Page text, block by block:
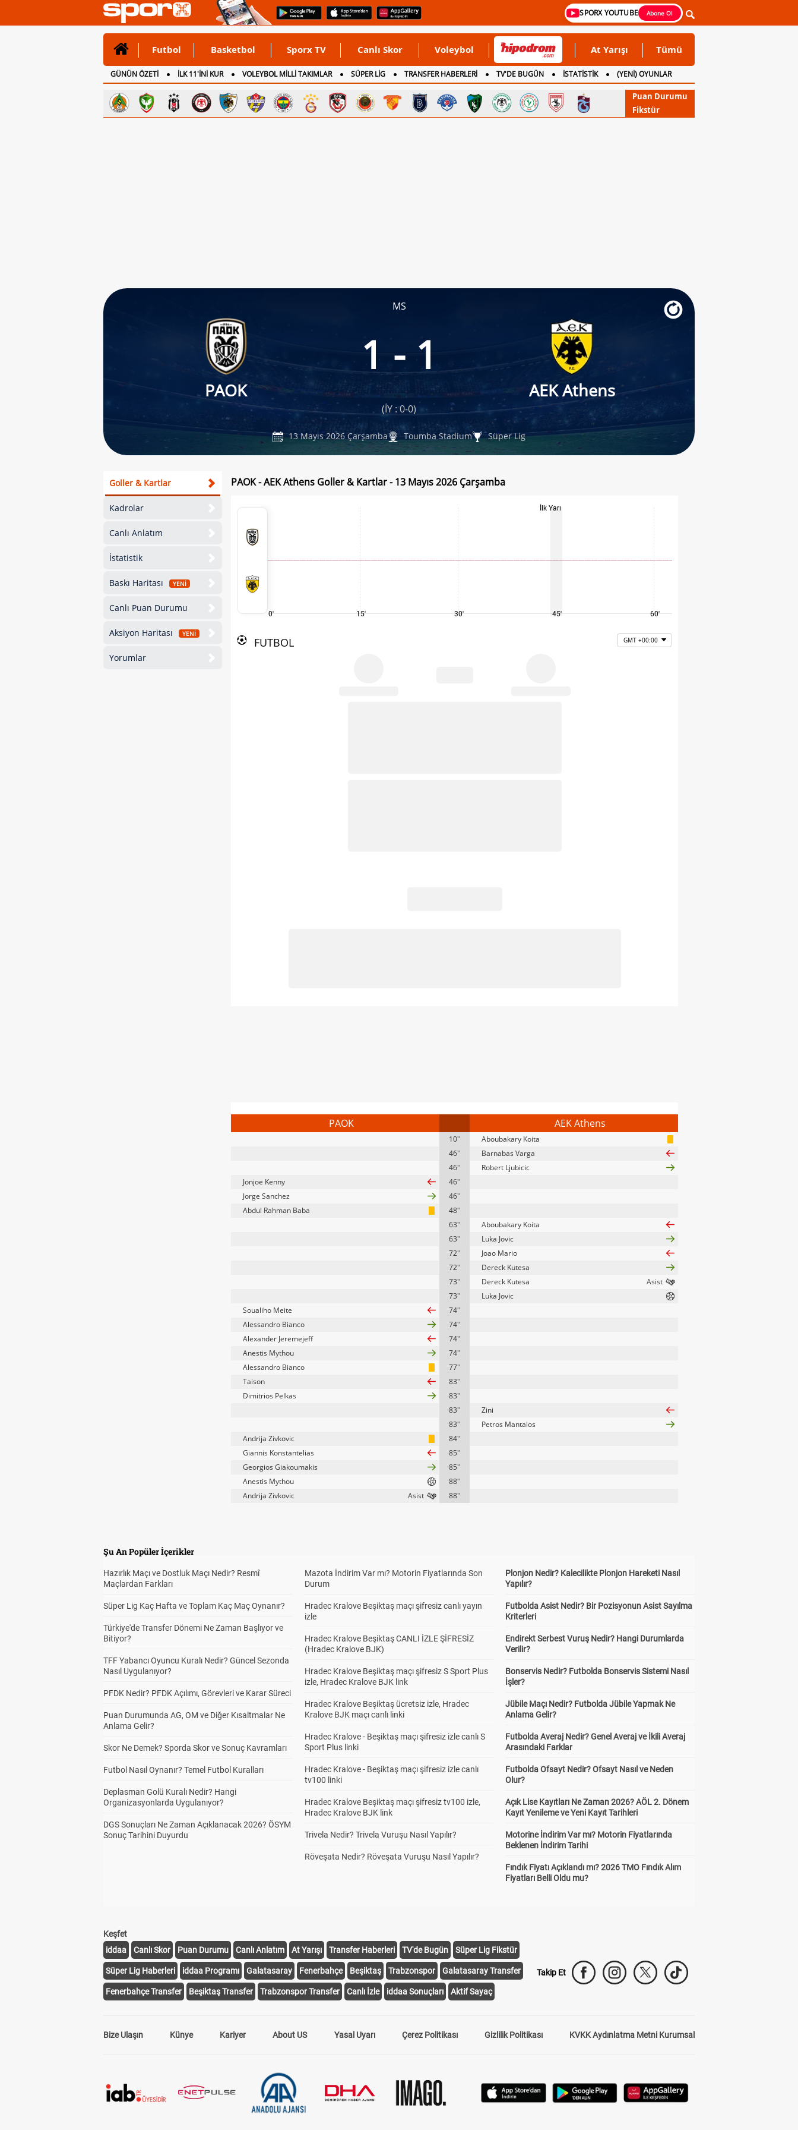
SPORX YOUTUBE Abone Ol
Futbol Basketbol Sporx TV Canlı Skor Voleybol At Yarışı Tümü
GÜNÜN ÖZETİ İLK 11'İNİ KUR VOLEYBOL MİLLİ TAKIMLAR SÜPER LİG TRANSFER HABERLERİ TV'DE BUGÜN İSTATİSTİK
(YENİ) OYUNLAR
CANLI ANLATIM
İNGİLTERE
Puan Durumu
Fikstür
MS
PAOK
1 - 1
AEK Athens
(İY : 0-0)
13 Mayıs 2026 Çarşamba Toumba Stadium Süper Lig
Goller & Kartlar
Kadrolar
Canlı Anlatım
İstatistik
Baskı Haritası YENİ
Canlı Puan Durumu
Aksiyon Haritası YENİ
Yorumlar
PAOK - AEK Athens Goller & Kartlar - 13 Mayıs 2026 Çarşamba
0' 15' 30'
İlk Yarı
45' 60'
FUTBOL GMT +00:00
PAOK AEK Athens
10''
Aboubakary Koita
46''
Barnabas Varga
46''
Robert Ljubicic
Jonjoe Kenny
46''
Jorge Sanchez
46''
Abdul Rahman Baba
48''
63''
Aboubakary Koita
63''
Luka Jovic
72''
Joao Mario
72''
Dereck Kutesa
73''
Dereck Kutesa
73''
Luka Jovic
Soualiho Meite
74''
Alessandro Bianco
74''
Alexander Jeremejeff
74''
Anestis Mythou
74''
Alessandro Bianco
77''
Taison
83''
Dimitrios Pelkas
83''
83''
Zini
83''
Petros Mantalos
Andrija Zivkovic
84''
Giannis Konstantelias
85''
Georgios Giakoumakis
85''
Anestis Mythou
88''
Andrija Zivkovic
88''
Şu An Popüler İçerikler
Hazırlık Maçı ve Dostluk Maçı Nedir? Resmî
Maçlardan Farkları
Süper Lig Kaç Hafta ve Toplam Kaç Maç Oynanır?
Türkiye'de Transfer Dönemi Ne Zaman Başlıyor ve
Bitiyor?
TFF Yabancı Oyuncu Kuralı Nedir? Güncel Sezonda
Nasıl Uygulanıyor?
PFDK Nedir? PFDK Açılımı, Görevleri ve Karar Süreci
Puan Durumunda AG, OM ve Diğer Kısaltmalar Ne
Anlama Gelir?
Skor Ne Demek? Sporda Skor ve Sonuç Kavramları
Futbol Nasıl Oynanır? Temel Futbol Kuralları
Deplasman Golü Kuralı Nedir? Hangi
Organizasyonlarda Uygulanıyor?
DGS Sonuçları Ne Zaman Açıklanacak 2026? ÖSYM
Sonuç Tarihini Duyurdu
Mazota İndirim Var mı? Motorin Fiyatlarında Son
Durum
Hradec Kralove Beşiktaş maçı şifresiz canlı yayın
izle
Hradec Kralove Beşiktaş CANLI İZLE ŞİFRESİZ
(Hradec Kralove BJK)
Hradec Kralove Beşiktaş maçı şifresiz S Sport Plus
izle, Hradec Kralove BJK link
Hradec Kralove Beşiktaş ücretsiz izle, Hradec
Kralove BJK maçı canlı linki
Hradec Kralove - Beşiktaş maçı şifresiz izle canlı S
Sport Plus linki
Hradec Kralove - Beşiktaş maçı şifresiz izle canlı
tv100 linki
Hradec Kralove Beşiktaş maçı şifresiz tv100 izle,
Hradec Kralove BJK link
Trivela Nedir? Trivela Vuruşu Nasıl Yapılır?
Röveşata Nedir? Röveşata Vuruşu Nasıl Yapılır?
Plonjon Nedir? Kalecilikte Plonjon Hareketi Nasıl
Yapılır?
Futbolda Asist Nedir? Bir Pozisyonun Asist Sayılma
Kriterleri
Endirekt Serbest Vuruş Nedir? Hangi Durumlarda
Verilir?
Bonservis Nedir? Futbolda Bonservis Sistemi Nasıl
İşler?
Jübile Maçı Nedir? Futbolda Jübile Yapmak Ne
Anlama Gelir?
Futbolda Averaj Nedir? Genel Averaj ve İkili Averaj
Arasındaki Farklar
Futbolda Ofsayt Nedir? Ofsayt Nasıl ve Neden
Olur?
Açık Lise Kayıtları Ne Zaman 2026? AÖL 2. Dönem
Kayıt Yenileme ve Yeni Kayıt Tarihleri
Motorine İndirim Var mı? Motorin Fiyatlarında
Beklenen İndirim Tarihi
Fındık Fiyatı Açıklandı mı? 2026 TMO Fındık Alım
Fiyatları Belli Oldu mu?
Keşfet
iddaa
Canlı Skor Puan Durumu Canlı Anlatım At Yarışı Transfer Haberleri TV'de Bugün Süper Lig Fikstür
Süper Lig Haberleri iddaa Programı Galatasaray Fenerbahçe Beşiktaş Trabzonspor Galatasaray Transfer
Fenerbahçe Transfer Beşiktaş Transfer Trabzonspor Transfer Canlı İzle iddaa Sonuçları Aktif Sayaç
Takip Et
Bize Ulaşın Künye Kariyer About US Yasal Uyarı Çerez Politikası Gizlilik Politikası KVKK Aydınlatma Metni Kurumsal